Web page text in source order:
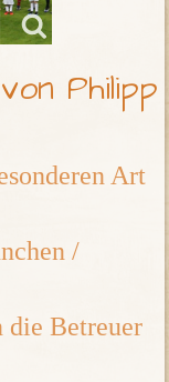
Philipp
Art
/
Betreuer